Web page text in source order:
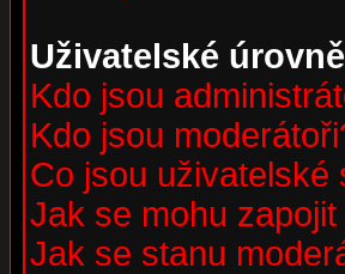
Uživatelské
Kdo jsou
Kdo jsou
Co jsou uživatelské
Jak se mohu
Jak se stanu